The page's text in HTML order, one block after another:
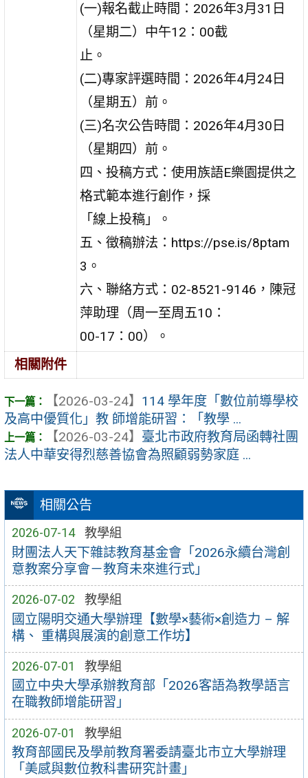
相關公告
2026-07-14 教學組
財團法人天下雜誌教育基金會「2026永續台灣創
意教案分享會－教育未來進行式」
2026-07-02 教學組
國立陽明交通大學辦理【數學×藝術×創造力 – 解
構、 重構與展演的創意工作坊】
2026-07-01 教學組
國立中央大學承辦教育部「2026客語為教學語言
在職教師增能研習」
2026-07-01 教學組
教育部國民及學前教育署委請臺北市立大學辦理
「美感與數位教科書研究計畫」
(一)報名截止時間：2026年3月31日
（星期二）中午12：00截
止。
(二)專家評選時間：2026年4月24日
（星期五）前。
(三)名次公告時間：2026年4月30日
（星期四）前。
四、投稿方式：使用族語E樂園提供之
格式範本進行創作，採
「線上投稿」。
五、徵稿辦法：https://pse.is/8ptam
3。
六、聯絡方式：02-8521-9146，陳冠
萍助理（周一至周五10：
00-17：00）。
相關附件
【2026-03-24】 114 學年度「數位前導學校
及高中優質化」教 師增能研習：「教學 ...
【2026-03-24】 臺北市政府教育局函轉社團
法人中華安得烈慈善協會為照顧弱勢家庭 ...